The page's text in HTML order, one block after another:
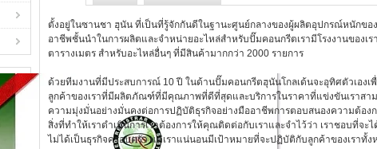
ตั้งอยู่ในซานชา ฮุนัน ที่เป็นที่รู้จักกันดีในฐานะศูนย์กลางของผู้ผลิตอุปกรณ์หนักขอ
อาชีพชั้นนําในการผลิตและจําหน่ายอะไหล่สําหรับปั๊มคอนกรีตเรามีโรงงานของ
ตารางเมตร สําหรับอะไหล่อื่นๆ ที่มีสินค้ามากกว่า 2000 รายการ
ด้วยทีมงานที่มีประสบการณ์ 10 ปี ในด้านปั๊มคอนกรีตฮุนันโกลเด้นจะอุทิศตัวเอง
ลูกค้าของเราที่มีผลิตภัณฑ์ที่มีคุณภาพที่ดีที่สุดและบริการในราคาที่แข่งขันเราสา
ความมุ่งมั่นอย่างมั่นคงต่อการปฏิบัติธุรกิจอย่างมืออาชีพการตอบสนองความต้อ
สิ่งที่ทําให้เราดําเนินการเราต้องการให้คุณติดต่อกับเราและจําไว้ว่า เราชอบที่จะ
ไม่ได้เป็นธุรกิจครอบครัว แต่เราแน่นอนมีเป้าหมายที่จะปฏิบัติกับลูกค้าของเราทั้ง